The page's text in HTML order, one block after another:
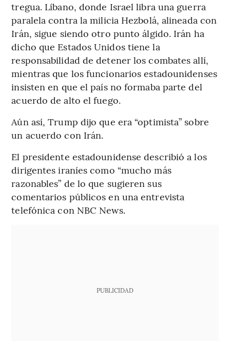
tregua. Líbano, donde Israel libra una guerra
paralela contra la milicia Hezbolá, alineada con
Irán, sigue siendo otro punto álgido. Irán ha
dicho que Estados Unidos tiene la
responsabilidad de detener los combates allí,
mientras que los funcionarios estadounidenses
insisten en que el país no formaba parte del
acuerdo de alto el fuego.
Aún así, Trump dijo que era “optimista” sobre
un acuerdo con Irán.
El presidente estadounidense describió a los
dirigentes iraníes como “mucho más
razonables” de lo que sugieren sus
comentarios públicos en una entrevista
telefónica con NBC News.
PUBLICIDAD